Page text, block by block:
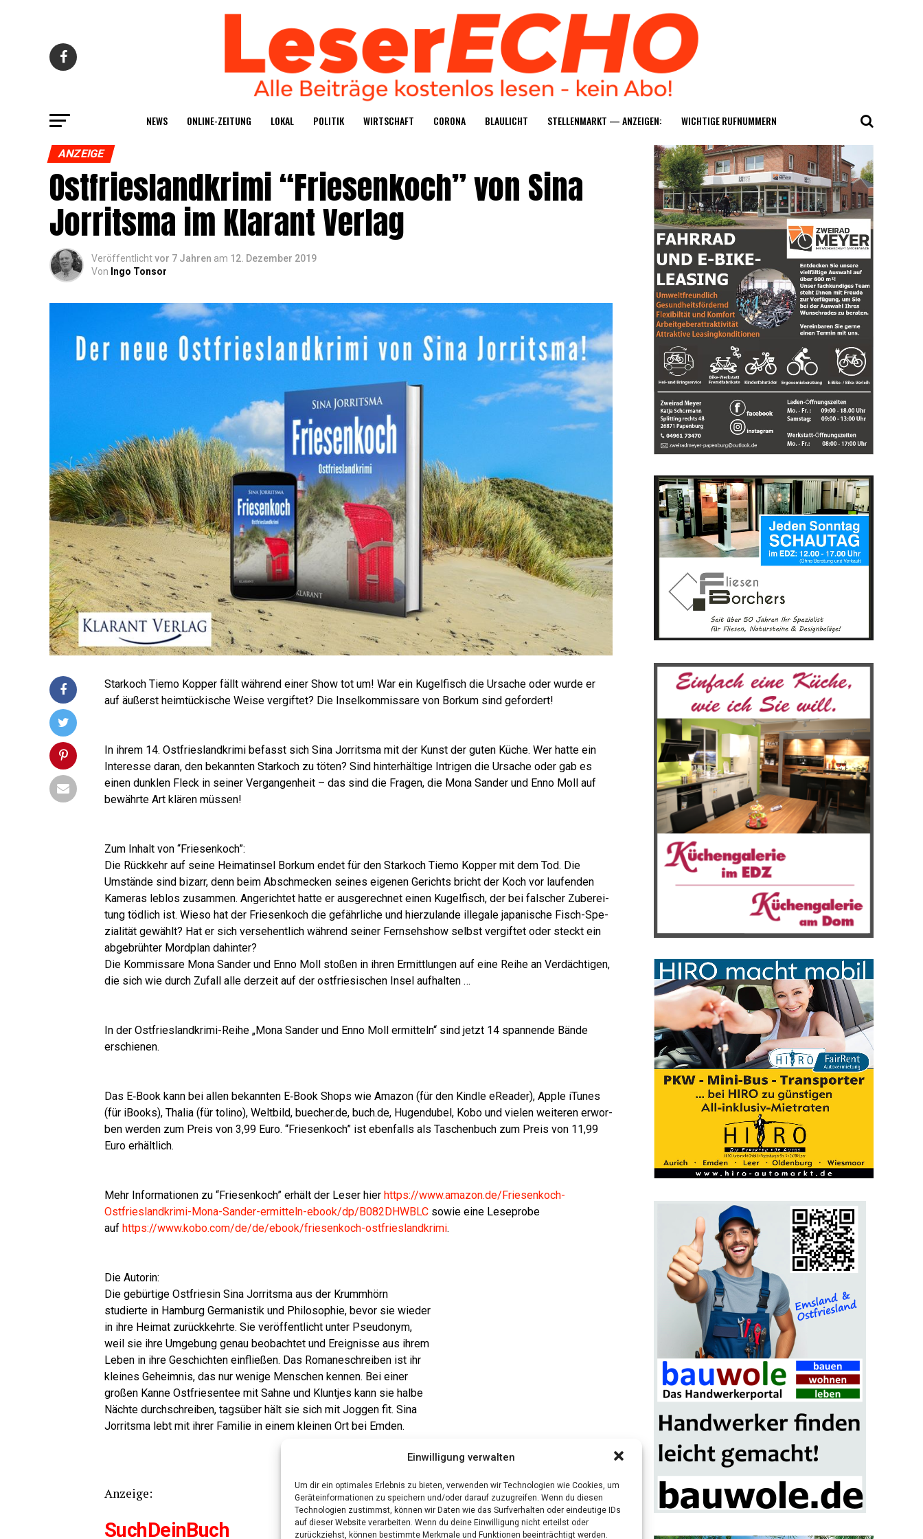
Einwilligung verwalten
Um dir ein optimales Erlebnis zu bieten, verwenden wir Technologien wie Cookies, um
Geräteinformationen zu speichern und/oder darauf zuzugreifen. Wenn du diesen
Technologien zustimmst, können wir Daten wie das Surfverhalten oder eindeutige IDs
auf dieser Website verarbeiten. Wenn du deine Einwilligung nicht erteilst oder
zurückziehst, können bestimmte Merkmale und Funktionen beeinträchtigt werden.
NEWS ONLINE-ZEI­TUNG LOKAL POLI­TIK WIRT­SCHAFT CORO­NA BLAU­LICHT STEL­LEN­MARKT — ANZEIGEN: WICH­TI­GE RUFNUMMERN
ANZEIGE
Ost­fries­land­kri­mi “Frie­sen­koch” von Sina
Jor­rit­s­ma im Klar­ant Verlag
Veröffentlichtvor 7 Jahren am 12. Dezember 2019
Von Ingo Tonsor
Star­koch Tie­mo Kop­per fällt wäh­rend einer Show tot um! War ein Kugel­fisch die Ursa­che oder wur­de er
auf äußerst heim­tü­cki­sche Wei­se ver­gif­tet? Die Insel­kom­mis­sa­re von Bor­kum sind gefordert!
In ihrem 14. Ost­fries­land­kri­mi befasst sich Sina Jor­rit­s­ma mit der Kunst der guten Küche. Wer hat­te ein
Inter­es­se dar­an, den bekann­ten Star­koch zu töten? Sind hin­ter­häl­ti­ge Intri­gen die Ursa­che oder gab es
einen dunk­len Fleck in sei­ner Ver­gan­gen­heit – das sind die Fra­gen, die Mona San­der und Enno Moll auf
bewähr­te Art klä­ren müssen!
Zum Inhalt von “Frie­sen­koch”:
Die Rück­kehr auf sei­ne Hei­mat­in­sel Bor­kum endet für den Star­koch Tie­mo Kop­per mit dem Tod. Die
Umstän­de sind bizarr, denn beim Abschme­cken sei­nes eige­nen Gerichts bricht der Koch vor lau­fen­den
Kame­ras leb­los zusam­men. Ange­rich­tet hat­te er aus­ge­rech­net einen Kugel­fisch, der bei fal­scher Zube­rei­
tung töd­lich ist. Wie­so hat der Frie­sen­koch die gefähr­li­che und hier­zu­lan­de ille­ga­le japa­ni­sche Fisch-Spe­
zia­li­tät gewählt? Hat er sich ver­se­hent­lich wäh­rend sei­ner Fern­seh­show selbst ver­gif­tet oder steckt ein
abge­brüh­ter Mord­plan dahinter?
Die Kom­mis­sa­re Mona San­der und Enno Moll sto­ßen in ihren Ermitt­lun­gen auf eine Rei­he an Ver­däch­ti­gen,
die sich wie durch Zufall alle der­zeit auf der ost­frie­si­schen Insel aufhalten …
In der Ost­fries­land­kri­mi-Rei­he „Mona San­der und Enno Moll ermit­teln“ sind jetzt 14 span­nen­de Bän­de
erschienen.
Das E‑Book kann bei allen bekann­ten E‑Book Shops wie Ama­zon (für den Kind­le eRea­der), Apple iTu­nes
(für iBooks), Tha­lia (für toli­no), Welt­bild, buecher.de, buch.de, Hugen­du­bel, Kobo und vie­len wei­te­ren erwor­
ben wer­den zum Preis von 3,99 Euro. “Frie­sen­koch” ist eben­falls als Taschen­buch zum Preis von 11,99
Euro erhältlich.
Mehr Infor­ma­tio­nen zu “Frie­sen­koch” erhält der Leser hier https://www.amazon.de/Friesenkoch-
Ostfrieslandkrimi-Mona-Sander-ermitteln-ebook/dp/B082DHWBLC sowie eine Lese­pro­be
auf https://www.kobo.com/de/de/ebook/friesenkoch-ostfrieslandkrimi.
Die Autorin:
Die gebür­ti­ge Ost­frie­sin Sina Jor­rit­s­ma aus der Krumm­hörn
stu­dier­te in Ham­burg Ger­ma­nis­tik und Phi­lo­so­phie, bevor sie wie­der
in ihre Hei­mat zurück­kehr­te. Sie ver­öf­fent­licht unter Pseud­onym,
weil sie ihre Umge­bung genau beob­ach­tet und Ereig­nis­se aus ihrem
Leben in ihre Geschich­ten ein­flie­ßen. Das Roma­ne­schrei­ben ist ihr
klei­nes Geheim­nis, das nur weni­ge Men­schen ken­nen. Bei einer
gro­ßen Kan­ne Ost­frie­sen­tee mit Sah­ne und Klunt­jes kann sie hal­be
Näch­te durch­schrei­ben, tags­über hält sie sich mit Jog­gen fit. Sina
Jor­rit­s­ma lebt mit ihrer Fami­lie in einem klei­nen Ort bei Emden.
Anzei­ge:
SuchD­ein­Buch